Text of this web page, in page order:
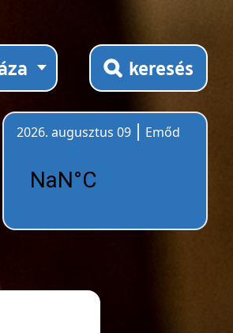
keresés
2026. augusztus 09
Emőd